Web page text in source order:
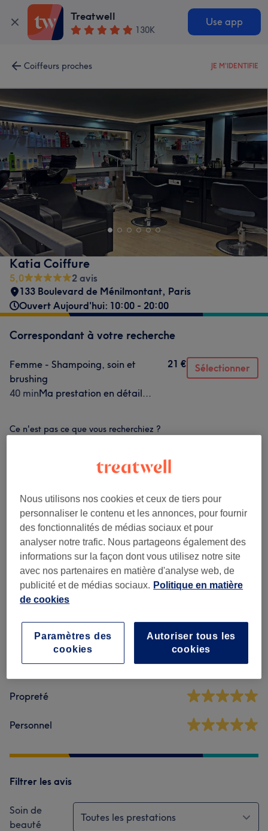
Treatwell
130K
Use app
Coiffeurs proches JE M'IDENTIFIE
Katia Coiffure
5,0
2 avis
133 Boulevard de Ménilmontant, Paris
Ouvert Aujourd'hui: 10:00 - 20:00
Correspondant à votre recherche
Femme - Shampoing, soin et
brushing
40 minMa prestation en détail...
21 € Sélectionner
Ce n'est pas ce que vous recherchiez ?
Homme - Coupe De Cheveux Et
Barbier (2)
à partir de 18 €
Avis sur l'établissement
5,0
Ambiance
Propreté
Personnel
Filtrer les avis
Soin de
beauté
Toutes les prestations
Nous utilisons nos cookies et ceux de tiers pour
personnaliser le contenu et les annonces, pour fournir
des fonctionnalités de médias sociaux et pour
analyser notre trafic. Nous partageons également des
informations sur la façon dont vous utilisez notre site
avec nos partenaires en matière d'analyse web, de
publicité et de médias sociaux. Politique en matière
de cookies
Autoriser tous les
cookies
Paramètres des
cookies